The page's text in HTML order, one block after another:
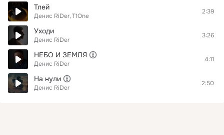
Тлей
Денис RiDer T1One
2:39
Уходи
Денис RiDer
3:26
НЕБО И ЗЕМЛЯ
Денис RiDer
4:11
На нули
Денис RiDer
2:50